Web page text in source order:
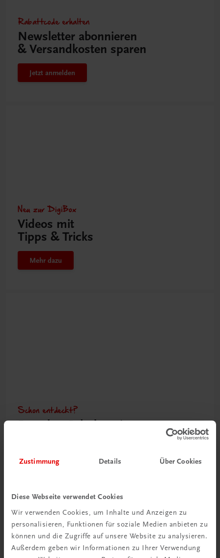
Zustimmung Details Über Cookies
Diese Webseite verwendet Cookies
Wir verwenden Cookies, um Inhalte und Anzeigen zu
personalisieren, Funktionen für soziale Medien anbieten zu
können und die Zugriffe auf unsere Website zu analysieren.
Außerdem geben wir Informationen zu Ihrer Verwendung
Rabattcode erhalten
Newsletter abonnieren
& Versandkosten sparen
Jetzt anmelden
Neu zur DigiBox
Videos mit
Tipps & Tricks
Mehr dazu
Schon entdeckt?
Ratgeber Schulpraxis